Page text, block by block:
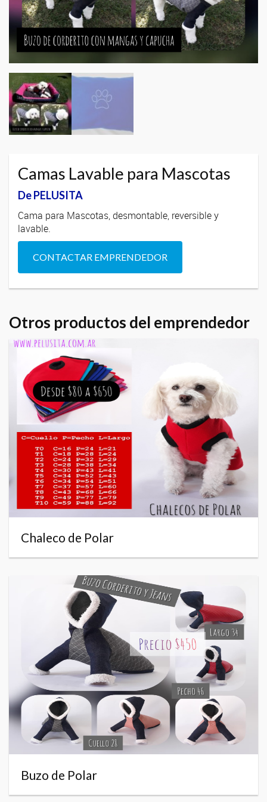
Camas Lavable para Mascotas
De PELUSITA
Cama para Mascotas, desmontable, reversible y
lavable.
CONTACTAR EMPRENDEDOR
Otros productos del emprendedor
Chaleco de Polar
Buzo de Polar